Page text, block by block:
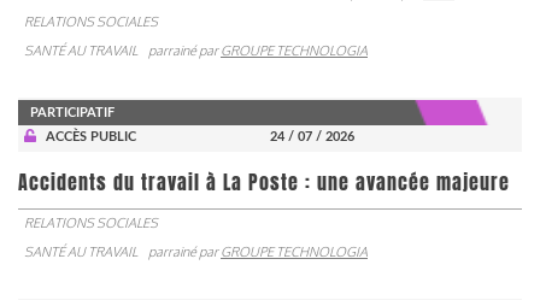
RELATIONS SOCIALES
SANTÉ AU TRAVAIL
parrainé parGROUPE TECHNOLOGIA
PARTICIPATIF
ACCÈS PUBLIC
24 / 07 / 2026
Accidents du travail à La Poste : une avancée majeure
RELATIONS SOCIALES
SANTÉ AU TRAVAIL
parrainé parGROUPE TECHNOLOGIA